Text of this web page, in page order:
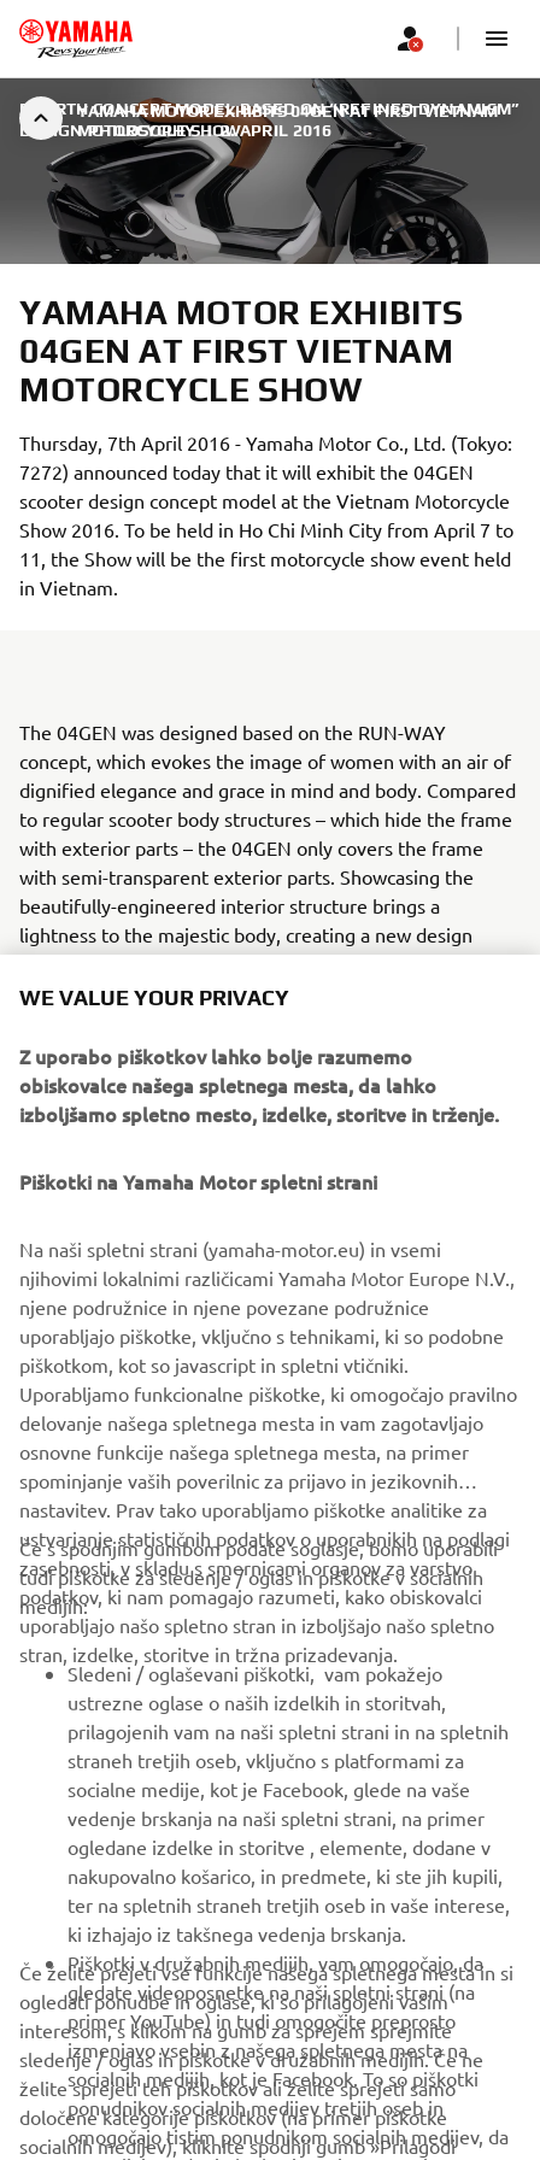
YAMAHA MOTOR EXHIBITS 04GEN AT FIRST VIETNAM
MOTORCYCLE SHOW
FOURTH CONCEPT MODEL BASED ON “REFINED DYNAMISM”
DESIGN PHILOSOPHY | 2. APRIL 2016
YAMAHA MOTOR EXHIBITS
04GEN AT FIRST VIETNAM
MOTORCYCLE SHOW
Thursday, 7th April 2016 - Yamaha Motor Co., Ltd. (Tokyo:
7272) announced today that it will exhibit the 04GEN
scooter design concept model at the Vietnam Motorcycle
Show 2016. To be held in Ho Chi Minh City from April 7 to
11, the Show will be the first motorcycle show event held
in Vietnam.
The 04GEN was designed based on the RUN-WAY
concept, which evokes the image of women with an air of
dignified elegance and grace in mind and body. Compared
to regular scooter body structures – which hide the frame
with exterior parts – the 04GEN only covers the frame
with semi-transparent exterior parts. Showcasing the
beautifully-engineered interior structure brings a
lightness to the majestic body, creating a new design
rare beauty.
pillar of product creation from its founding, established
Refined Dynamism as its design philosophy in 2013, and is
putting energy into developing products that realize the
Motor has announced three design concepts to date: The
the front, the 02GEN, an alluring electrically power-
assisted wheelchair, also in 2014, and in 2015 the 03GEN,
mobility enhanced by optional colors, materials, and
finishing for the TRICITY.
Yamaha Motor will continue exhibiting and advancing our
GEN design concept whenever the opportunity arises.
PODJETJA
ZA PODJETJA
VEČ YAMAHA
PODPORA
GLASILO
Med prvimi prejmite novice o najnovejših ponudbah, posebnih
dogodkih, novih izdajah in še veliko več
NAROČI SE
Preberite našo Politiko zasebnosti, da izveste, kako obdelujemo
WE VALUE YOUR PRIVACY
Z uporabo piškotkov lahko bolje razumemo
obiskovalce našega spletnega mesta, da lahko
izboljšamo spletno mesto, izdelke, storitve in trženje.
Piškotki na Yamaha Motor spletni strani
Na naši spletni strani (yamaha-motor.eu) in vsemi
njihovimi lokalnimi različicami Yamaha Motor Europe N.V.,
njene podružnice in njene povezane podružnice
uporabljajo piškotke, vključno s tehnikami, ki so podobne
piškotkom, kot so javascript in spletni vtičniki.
Uporabljamo funkcionalne piškotke, ki omogočajo pravilno
delovanje našega spletnega mesta in vam zagotavljajo
osnovne funkcije našega spletnega mesta, na primer
spominjanje vaših poverilnic za prijavo in jezikovnih
nastavitev. Prav tako uporabljamo piškotke analitike za
ustvarjanje statističnih podatkov o uporabnikih na podlagi
zasebnosti, v skladu s smernicami organov za varstvo
podatkov, ki nam pomagajo razumeti, kako obiskovalci
uporabljajo našo spletno stran in izboljšajo našo spletno
stran, izdelke, storitve in tržna prizadevanja.
Če s spodnjim gumbom podate soglasje, bomo uporabili
tudi piškotke za sledenje / oglas in piškotke v socialnih
medijih:
Sledeni / oglaševani piškotki, vam pokažejo
ustrezne oglase o naših izdelkih in storitvah,
prilagojenih vam na naši spletni strani in na spletnih
straneh tretjih oseb, vključno s platformami za
socialne medije, kot je Facebook, glede na vaše
vedenje brskanja na naši spletni strani, na primer
ogledane izdelke in storitve , elemente, dodane v
nakupovalno košarico, in predmete, ki ste jih kupili,
ter na spletnih straneh tretjih oseb in vaše interese,
ki izhajajo iz takšnega vedenja brskanja.
Piškotki v družabnih medijih, vam omogočajo, da
gledate videoposnetke na naši spletni strani (na
primer YouTube) in tudi omogočite preprosto
izmenjavo vsebin z našega spletnega mesta na
socialnih medijih, kot je Facebook. To so piškotki
ponudnikov socialnih medijev tretjih oseb in
omogočajo tistim ponudnikom socialnih medijev, da
Če želite prejeti vse funkcije našega spletnega mesta in si
ogledati ponudbe in oglase, ki so prilagojeni vašim
interesom, s klikom na gumb za sprejem sprejmite
sledenje / oglas in piškotke v družabnih medijih. Če ne
želite sprejeti teh piškotkov ali želite sprejeti samo
določene kategorije piškotkov (na primer piškotke
socialnih medijev), kliknite spodnji gumb »Prilagodi